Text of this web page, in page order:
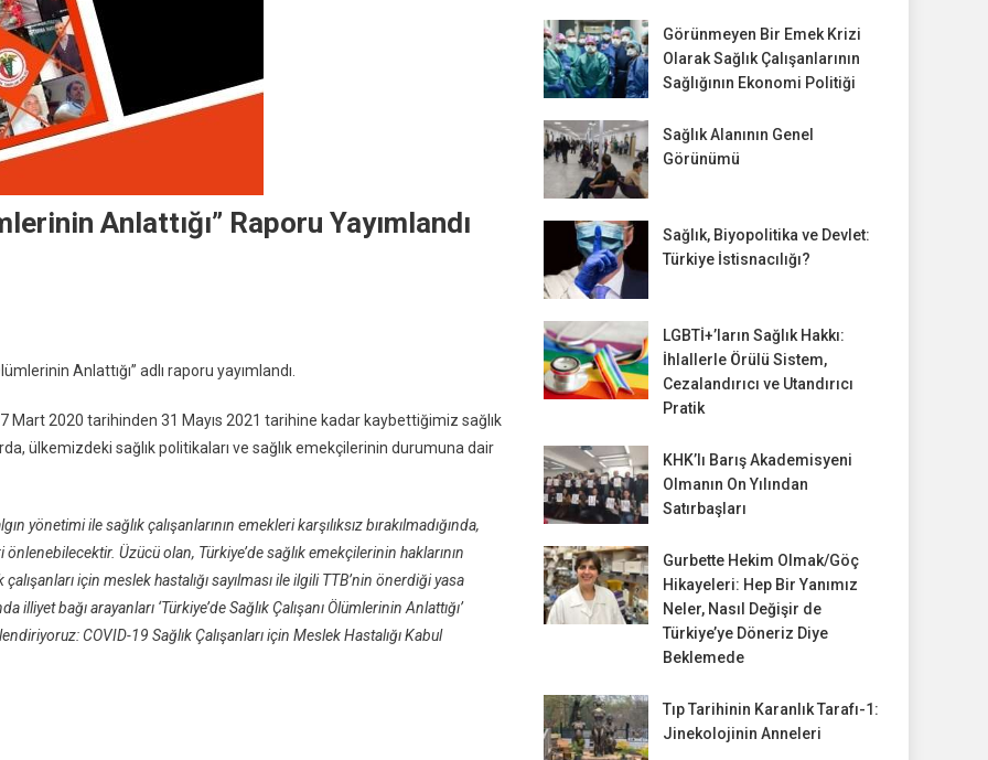
Anlattığı” Raporu Yayımlandı
Anlattığı” adlı raporu yayımlandı.
Mart 2020 tarihinden 31 Mayıs 2021 tarihine kadar kaybettiğimiz sağlık
ülkemizdeki sağlık politikaları ve sağlık emekçilerinin durumuna dair
yönetimi ile sağlık çalışanlarının emekleri karşılıksız bırakılmadığında,
Üzücü olan, Türkiye’de sağlık emekçilerinin haklarının
için meslek hastalığı sayılması ile ilgili TTB’nin önerdiği yasa
bağı arayanları ‘Türkiye’de Sağlık Çalışanı Ölümlerinin Anlattığı’
COVID-19 Sağlık Çalışanları için Meslek Hastalığı Kabul
Görünmeyen Bir Emek Krizi
Olarak Sağlık Çalışanlarının
Sağlığının Ekonomi Politiği
Sağlık Alanının Genel
Görünümü
Sağlık, Biyopolitika ve Devlet:
Türkiye İstisnacılığı?
LGBTİ+’ların Sağlık Hakkı:
İhlallerle Örülü Sistem,
Cezalandırıcı ve Utandırıcı
Pratik
KHK’lı Barış Akademisyeni
Olmanın On Yılından
Satırbaşları
Gurbette Hekim Olmak/Göç
Hikayeleri: Hep Bir Yanımız
Neler, Nasıl Değişir de
Türkiye’ye Döneriz Diye
Beklemede
Tıp Tarihinin Karanlık Tarafı-1:
Jinekolojinin Anneleri